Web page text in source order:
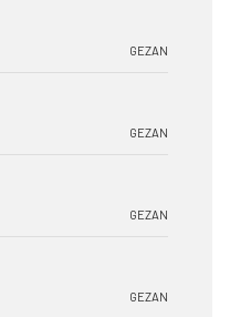
GEZAN
GEZAN
GEZAN
GEZAN